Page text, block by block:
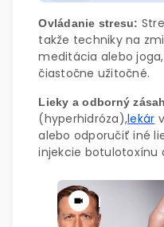
Ovládanie stresu:
takže techniky na
meditácia alebo
čiastočne užitočné.
Lieky a odborný
(hyperhidróza),lekár
alebo odporučiť iné
injekcie botulotoxínu
|